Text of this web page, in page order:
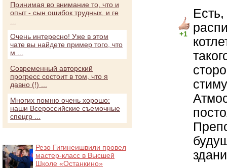
+1
Принимая во внимание то, что и
опыт - сын ошибок трудных, и ге
Очень интересно! Уже в этом
чате вы найдете пример того, что
м ...
Современный авторский
прогресс состоит в том, что я
давно (!) ...
Многих помню очень хорошо:
наши Всероссийские съемочные
спецгр ...
Резо Гигинеишвили провел
мастер-класс в Высшей
Школе «Останкино»